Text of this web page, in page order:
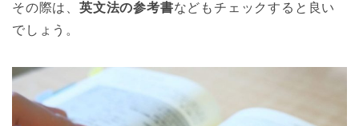
その際は、 英文法の参考書などもチェックすると良い
でしょう。